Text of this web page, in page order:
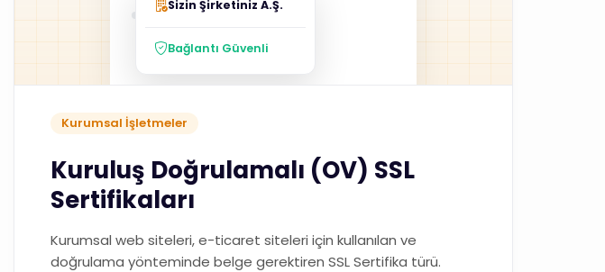
Sizin Şirketiniz A.Ş.
Bağlantı Güvenli
Kurumsal İşletmeler
Kuruluş Doğrulamalı (OV) SSL
Sertifikaları
Kurumsal web siteleri, e-ticaret siteleri için kullanılan ve
doğrulama yönteminde belge gerektiren SSL Sertifika türü.